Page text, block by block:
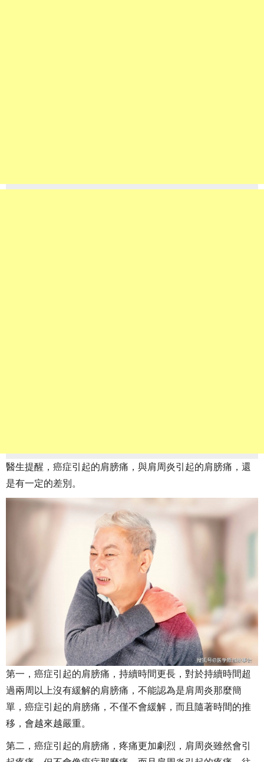
醫生提醒，癌症引起的肩膀痛，與肩周炎引起的肩膀痛，還
是有一定的差別。
第一，癌症引起的肩膀痛，持續時間更長，對於持續時間超
過兩周以上沒有緩解的肩膀痛，不能認為是肩周炎那麼簡
單，癌症引起的肩膀痛，不僅不會緩解，而且隨著時間的推
移，會越來越嚴重。
第二，癌症引起的肩膀痛，疼痛更加劇烈，肩周炎雖然會引